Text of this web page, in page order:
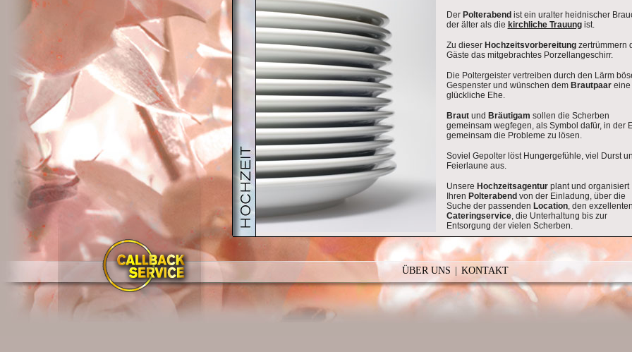
Der Polterabend ist ein uralter heidnischer
der älter als die kirchliche Trauungist.
Zu dieser Hochzeitsvorbereitung zertrümmern
Gäste das mitgebrachtes Porzellangeschirr.
Die Poltergeister vertreiben durch den Lärm
Gespenster und wünschen dem Brautpaareine
glückliche Ehe.
Brautund Bräutigam sollen die Scherben
gemeinsam wegfegen, als Symbol dafür, in der
gemeinsam die Probleme zu lösen.
Soviel Gepolter löst Hungergefühle, viel Durst
Feierlaune aus.
Unsere Hochzeitsagenturplant und organisiert
Ihren Polterabend von der Einladung, über die
Suche der passenden Location, den exzellenten
Cateringservice, die Unterhaltung bis zur
Entsorgung der vielen Scherben.
Traditionell findet dieser Hochzeitsbrauch am Abend vor der Hochzeit
, vor dem Haus der
Brauteltern oder vor dem Haus des
Brautpaaresstatt.
Heutzutage kann dieser Brauch ein bis zwei Wochen vor demHochzeitstermin
und auf Wunsch
neutralem Terrain stattfinden.
Hochzeitsplaner konkretisiert Ihren
mit der Aussicht auf viel Glück und gute Vibration für Ihr Ehebündnis.
ÜBER UNS KONTAKT